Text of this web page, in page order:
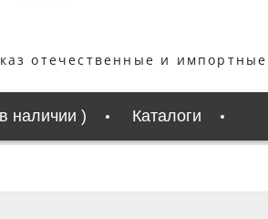
отечественные и импортные
наличии ) Каталоги